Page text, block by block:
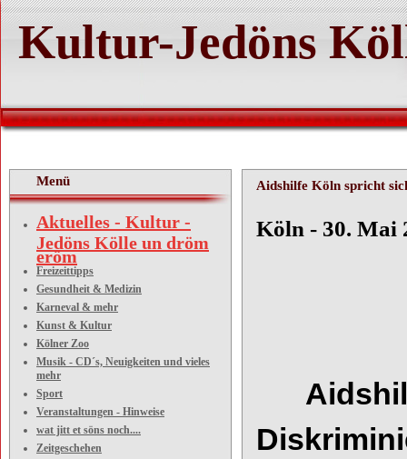
Kultur-Jedöns
Menü
Aktuelles - Kultur -
Jedöns Kölle un dröm
eröm
Freizeittipps
Gesundheit & Medizin
Karneval & mehr
Kunst & Kultur
Kölner Zoo
Musik - CD´s, Neuigkeiten und vieles
mehr
Sport
Veranstaltungen - Hinweise
wat jitt et söns noch....
Zeitgeschehen
Aidshilfe Köln spricht
Köln - 30. Mai